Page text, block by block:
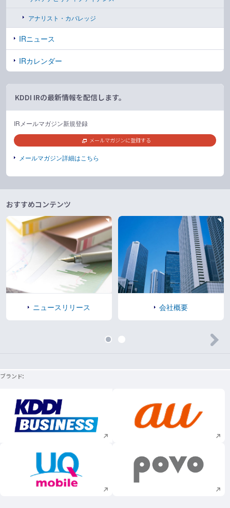
アナリスト・カバレッジ
IRニュース
IRカレンダー
KDDI IRの最新情報を配信します。
IRメールマガジン新規登録
メールマガジンに登録する
メールマガジン詳細はこちら
おすすめコンテンツ
ニュースリリース 会社概要
ブランド
新規ウィンドウで開く 新規ウィンドウで
新規ウィンドウで開く 新規ウィンドウで